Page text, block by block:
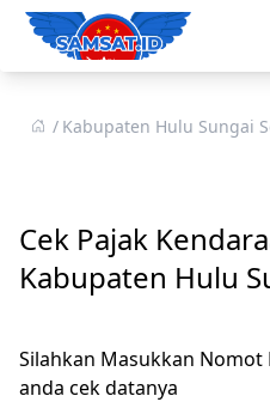
Kabupaten Hulu Sungai
Cek Pajak
Kabupaten Hulu
Silahkan Masukkan
anda cek datanya